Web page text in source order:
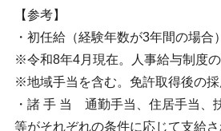
【参考】
・初任給（経験年数が3年間の場
※令和8年4月現在。人事給与制度
※地域手当を含む。免許取得後の
・諸 手 当 通勤手当、住居手当、
等がそれぞれの条件に応じて支給さ